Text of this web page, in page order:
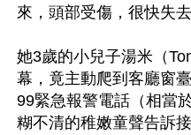
來，頭部受傷，很快失去
她3歲的小兒子湯米（
幕，竟主動爬到客廳窗
99緊急報警電話（相當
糊不清的稚嫩童聲告訴